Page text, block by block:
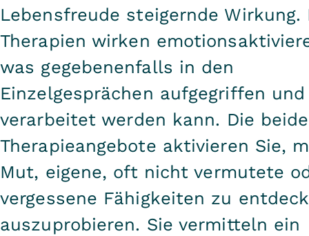
Lebensfreude steigernde Wirkung.
Therapien wirken
was gegebenenfalls in den
Einzelgesprächen aufgegriffen
verarbeitet werden kann. Die
Therapieangebote aktivieren Sie,
Mut, eigene, oft nicht vermutete
vergessene Fähigkeiten zu
auszuprobieren. Sie vermitteln ein